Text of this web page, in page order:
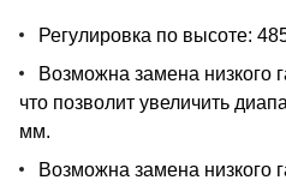
Регулировка по высоте:
Возможна замена низкого
что позволит увеличить
мм.
Возможна замена низкого